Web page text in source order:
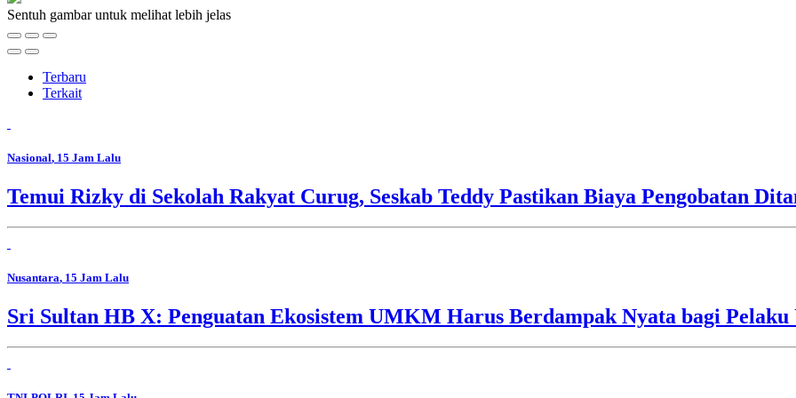
Sentuh gambar untuk melihat lebih jelas
Terbaru
Terkait
Nasional, 15 Jam Lalu
Temui Rizky di Sekolah Rakyat Curug, Seskab Teddy Pastikan Biaya Pengobatan
Nusantara, 15 Jam Lalu
Sri Sultan HB X: Penguatan Ekosistem UMKM Harus Berdampak Nyata bagi Pelaku